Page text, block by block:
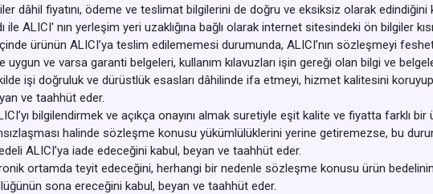
dâhil fiyatını, ödeme ve teslimat bilgilerini de doğru ve eksiksiz olarak edindiğini
ALICI' nın yerleşim yeri uzaklığına bağlı olarak internet sitesindeki ön bilgiler
ürünün ALICI’ya teslim edilememesi durumunda, ALICI’nın sözleşmeyi
ve varsa garanti belgeleri, kullanım kılavuzları işin gereği olan bilgi ve
işi doğruluk ve dürüstlük esasları dâhilinde ifa etmeyi, hizmet kalitesini koruyup
ve taahhüt eder.
bilgilendirmek ve açıkça onayını almak suretiyle eşit kalite ve fiyatta farklı bir
halinde sözleşme konusu yükümlülüklerini yerine getiremezse, bu
ALICI’ya iade edeceğini kabul, beyan ve taahhüt eder.
ortamda teyit edeceğini, herhangi bir nedenle sözleşme konusu ürün
sona ereceğini kabul, beyan ve taahhüt eder.